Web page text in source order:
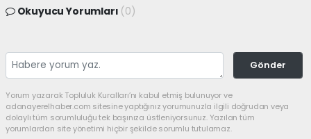
Okuyucu Yorumları (0)
Gönder
Yorum yazarak Topluluk Kuralları’nı kabul etmiş bulunuyor ve
adanayerelhaber.com sitesine yaptığınız yorumunuzla ilgili doğrudan veya
dolaylı tüm sorumluluğu tek başınıza üstleniyorsunuz. Yazılan tüm
yorumlardan site yönetimi hiçbir şekilde sorumlu tutulamaz.